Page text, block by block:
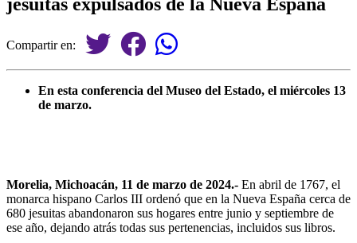
Compartir en:
En esta conferencia del Museo del Estado, el miércoles 13
de marzo.
Morelia, Michoacán, 11 de marzo de 2024.- En abril de 1767, el
monarca hispano Carlos III ordenó que en la Nueva España cerca de
680 jesuitas abandonaron sus hogares entre junio y septiembre de
ese año, dejando atrás todas sus pertenencias, incluidos sus libros.